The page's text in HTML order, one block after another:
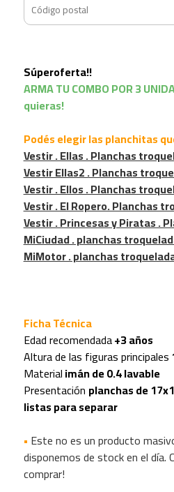
Súperoferta!!
ARMA TU COMBO POR 3
quieras!
Podés elegir las planchitas
Vestir . Ellas . Planchas
Vestir Ellas2 . Planchas
Vestir . Ellos . Planchas
Vestir . El Ropero. Planchas
Vestir . Princesas y Piratas .
MiCiudad . planchas
MiMotor . planchas
Ficha Técnica
Edad recomendada+3 años
Altura de las figuras principales
Materialimán de 0.4 lavable
Presentación planchas de
listas para separar
• Este no es un producto
disponemos de stock en el día.
comprar!